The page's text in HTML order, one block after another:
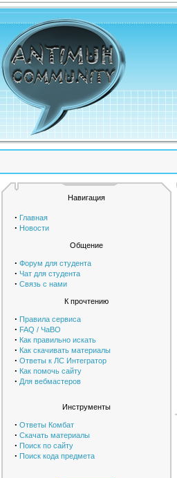
Навигация
· Главная
· Новости
Общение
· Форум для студента
· Чат для студента
· Связь с нами
К прочтению
· Правила сервиса
· FAQ / ЧаВО
· Как правильно искать
· Как скачивать материалы
· Ответы к ЛС Интегратор
· Как помочь сайту
· Для вебмастеров
Инструменты
· Ответы Комбат
· Скачать материалы
· Поиск по сайту
· Поиск кода предмета